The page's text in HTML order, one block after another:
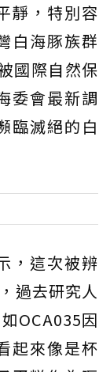
靜，特別容
白海豚族群
國際自然保
委會最新調
臨滅絕的白
，這次被辨
過去研究人
OCA035因
起來像是杯